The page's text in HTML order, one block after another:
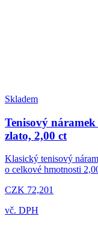
Skladem
Tenisový
zlato, 2,00 ct
Klasický tenisový
o celkové hmotnosti
CZK 72,201
vč. DPH